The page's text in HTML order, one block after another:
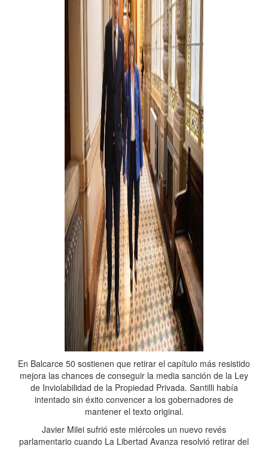
En Balcarce 50 sostienen que retirar el capítulo más resistido
mejora las chances de conseguir la media sanción de la Ley
de Inviolabilidad de la Propiedad Privada. Santilli había
intentado sin éxito convencer a los gobernadores de
mantener el texto original.
Javier Milei sufrió este miércoles un nuevo revés
parlamentario cuando La Libertad Avanza resolvió retirar del